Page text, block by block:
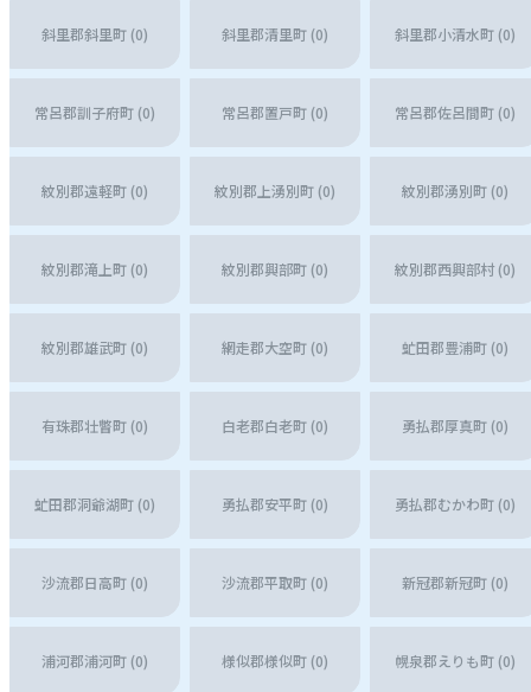
斜里郡斜里町 (0) 斜里郡清里町 (0) 斜里郡小清水町 (0)
常呂郡訓子府町 (0) 常呂郡置戸町 (0) 常呂郡佐呂間町 (0)
紋別郡遠軽町 (0) 紋別郡上湧別町 (0) 紋別郡湧別町 (0)
紋別郡滝上町 (0) 紋別郡興部町 (0) 紋別郡西興部村 (0)
紋別郡雄武町 (0) 網走郡大空町 (0) 虻田郡豊浦町 (0)
有珠郡壮瞥町 (0) 白老郡白老町 (0) 勇払郡厚真町 (0)
虻田郡洞爺湖町 (0) 勇払郡安平町 (0) 勇払郡むかわ町 (0)
沙流郡日高町 (0) 沙流郡平取町 (0) 新冠郡新冠町 (0)
浦河郡浦河町 (0) 様似郡様似町 (0) 幌泉郡えりも町 (0)